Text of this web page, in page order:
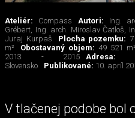
Ateliér: Compass Autori: Ing.
Grébert, Ing. arch. Miroslav Čatloš,
Juraj Kurpaš
Plocha pozemku:
m²
Obostavaný objem: 49 521 m²
2013 - 2015
Adresa:
Slovensko
Publikované: 10. apríl
V tlačenej podobe bol